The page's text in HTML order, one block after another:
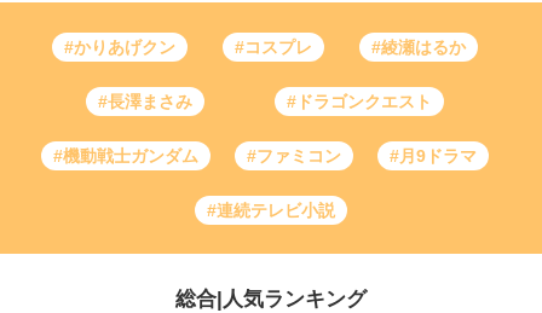
#かりあげクン #コスプレ #綾瀬はるか
#長澤まさみ #ドラゴンクエスト
#機動戦士ガンダム #ファミコン #月9ドラマ
#連続テレビ小説
総合 人気ランキング